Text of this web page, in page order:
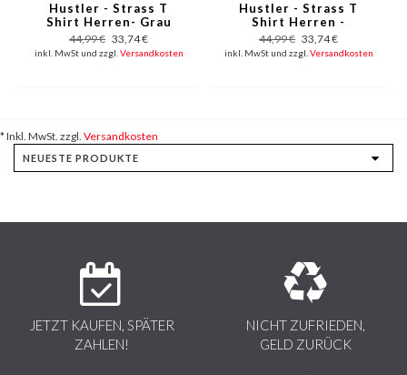
Hustler - Strass T
Shirt Herren- Grau
44,99 € 33,74 €
inkl. MwSt und zzgl. Versandkosten
Hustler - Strass T
Shirt Herren -
Schwarz
44,99 € 33,74 €
inkl. MwSt und zzgl. Versandkosten
* Inkl. MwSt. zzgl. Versandkosten
JETZT KAUFEN, SPÄTER
ZAHLEN!
NICHT ZUFRIEDEN,
GELD ZURÜCK